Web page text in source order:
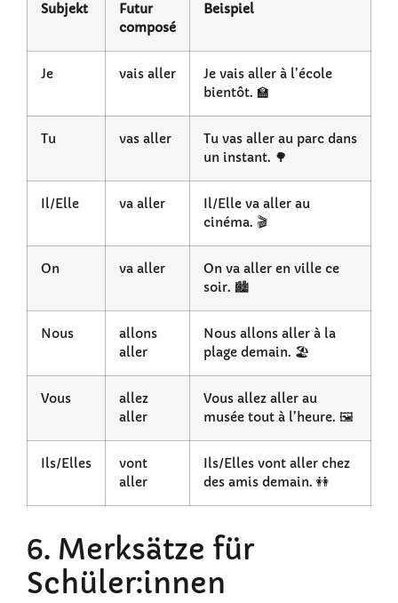
Subjekt
Futur
composé
Beispiel
Je vais aller
Je vais aller à l’école
bientôt. 🏫
Tu vas aller
Tu vas aller au parc dans
un instant. 🌳
Il/Elle va aller
Il/Elle va aller au
cinéma. 🎬
On va aller
On va aller en ville ce
soir. 🏙️
Nous
allons
aller
Nous allons aller à la
plage demain. 🏖️
Vous
allez
aller
Vous allez aller au
musée tout à l’heure. 🖼️
Ils/Elles
vont
aller
Ils/Elles vont aller chez
des amis demain. 👭
6. Merksätze für
Schüler:innen